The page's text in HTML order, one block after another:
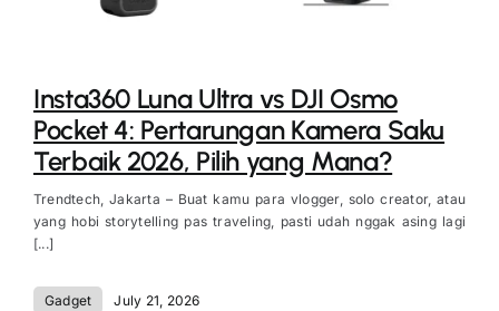
Insta360 Luna Ultra vs DJI Osmo
Pocket 4: Pertarungan Kamera Saku
Terbaik 2026, Pilih yang Mana?
Trendtech, Jakarta – Buat kamu para vlogger, solo creator, atau
yang hobi storytelling pas traveling, pasti udah nggak asing lagi
[...]
Gadget July 21, 2026